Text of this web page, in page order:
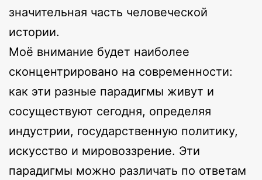
значительная часть человеческой
истории.
Моё внимание будет наиболее
сконцентрировано на современности:
как эти разные парадигмы живут и
сосуществуют сегодня, определяя
индустрии, государственную политику,
искусство и мировоззрение. Эти
парадигмы можно различать по ответам